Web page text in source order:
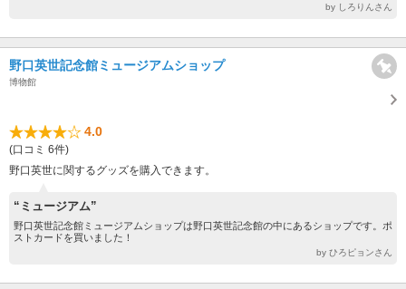
by しろりんさん
野口英世記念館ミュージアムショップ
博物館
4.0
(口コミ 6件)
野口英世に関するグッズを購入できます。
“ミュージアム”
野口英世記念館ミュージアムショップは野口英世記念館の中にあるショップです。ポ
ストカードを買いました！
by ひろピョンさん